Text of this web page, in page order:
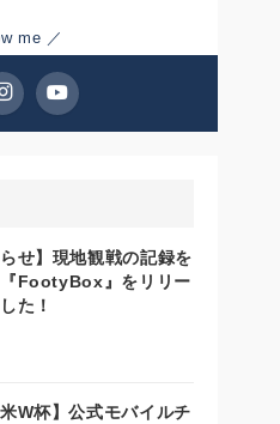
me ／
らせ】現地観戦の記録を
FootyBox』をリリー
た！
米W杯】公式モバイルチ